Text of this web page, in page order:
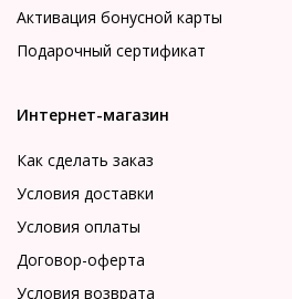
Активация бонусной карты
Подарочный сертификат
Интернет-магазин
Как сделать заказ
Условия доставки
Условия оплаты
Договор-оферта
Условия возврата